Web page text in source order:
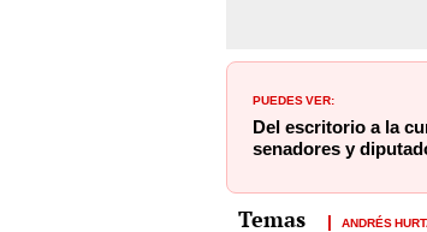
PUEDES VER:
Del escritorio a la
senadores y
ANDRÉS